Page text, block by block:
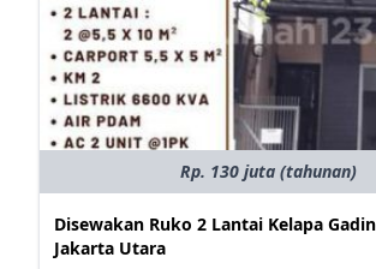
Rp. 130 juta (tahunan)
Disewakan Ruko 2 Lantai Kelapa
Jakarta Utara